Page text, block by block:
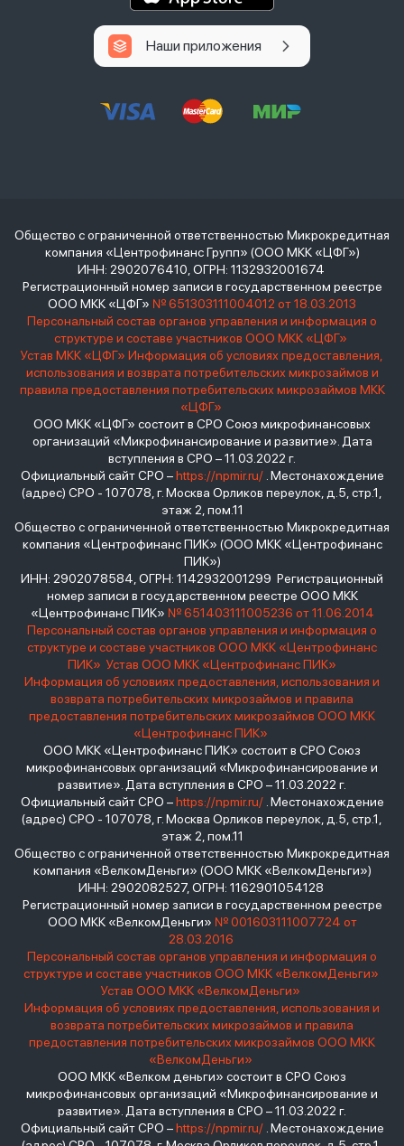
Наши приложения
Общество с ограниченной ответственностью Микрокредитная
компания «Центрофинанс Групп» (ООО МКК «ЦФГ»)
ИНН: 2902076410, ОГРН: 1132932001674
Регистрационный номер записи в государственном реестре
ООО МКК «ЦФГ» № 651303111004012 от 18.03.2013
Персональный состав органов управления и информация о
структуре и составе участников ООО МКК «ЦФГ»
Устав МКК «ЦФГ» Информация об условиях предоставления,
использования и возврата потребительских микрозаймов и
правила предоставления потребительских микрозаймов МКК
«ЦФГ»
ООО МКК «ЦФГ» состоит в СРО Союз микрофинансовых
организаций «Микрофинансирование и развитие». Дата
вступления в СРО – 11.03.2022 г.
Официальный сайт СРО –https://npmir.ru/. Местонахождение
(адрес) СРО - 107078, г. Москва Орликов переулок, д.5, стр.1,
этаж 2, пом.11
Общество с ограниченной ответственностью Микрокредитная
компания «Центрофинанс ПИК» (ООО МКК «Центрофинанс
ПИК»)
ИНН: 2902078584, ОГРН: 1142932001299 Регистрационный
номер записи в государственном реестре ООО МКК
«Центрофинанс ПИК» № 651403111005236 от 11.06.2014
Персональный состав органов управления и информация о
структуре и составе участников ООО МКК «Центрофинанс
ПИК» Устав ООО МКК «Центрофинанс ПИК»
Информация об условиях предоставления, использования и
возврата потребительских микрозаймов и правила
предоставления потребительских микрозаймов ООО МКК
«Центрофинанс ПИК»
ООО МКК «Центрофинанс ПИК» состоит в СРО Союз
микрофинансовых организаций «Микрофинансирование и
развитие». Дата вступления в СРО – 11.03.2022 г.
Официальный сайт СРО –https://npmir.ru/. Местонахождение
(адрес) СРО - 107078, г. Москва Орликов переулок, д.5, стр.1,
этаж 2, пом.11
Общество с ограниченной ответственностью Микрокредитная
компания «ВелкомДеньги» (ООО МКК «ВелкомДеньги»)
ИНН: 2902082527, ОГРН: 1162901054128
Регистрационный номер записи в государственном реестре
ООО МКК «ВелкомДеньги» № 001603111007724 от
28.03.2016
Персональный состав органов управления и информация о
структуре и составе участников ООО МКК «ВелкомДеньги»
Устав ООО МКК «ВелкомДеньги»
Информация об условиях предоставления, использования и
возврата потребительских микрозаймов и правила
предоставления потребительских микрозаймов ООО МКК
«ВелкомДеньги»
ООО МКК «Велком деньги» состоит в СРО Союз
микрофинансовых организаций «Микрофинансирование и
развитие». Дата вступления в СРО – 11.03.2022 г.
Официальный сайт СРО –https://npmir.ru/. Местонахождение